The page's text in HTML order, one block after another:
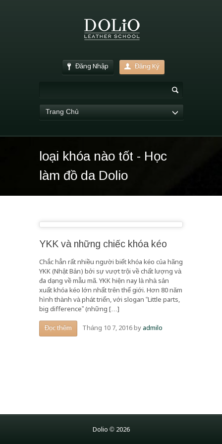
Đăng Nhập Đăng Ký
Trang Chủ
loại khóa nào tốt - Học
làm đồ da Dolio
YKK và những chiếc khóa kéo
Chắc hẳn rất nhiều người biết khóa kéo của hãng
YKK (Nhật Bản) bởi sự vượt trội về chất lượng và
đa dạng về mẫu mã. YKK hiện nay là nhà sản
xuất khóa kéo lớn nhất trên thế giới. Hơn 80 năm
hình thành và phát triển, với slogan “Little parts,
big difference” (những […]
Đọc thêm Tháng 10 7, 2016byadmilo
Dolio © 2026